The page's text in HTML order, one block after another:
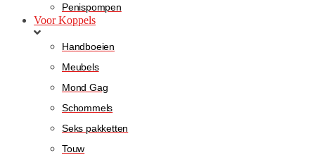
Penispompen
Voor Koppels
Handboeien
Meubels
Mond Gag
Schommels
Seks pakketten
Touw